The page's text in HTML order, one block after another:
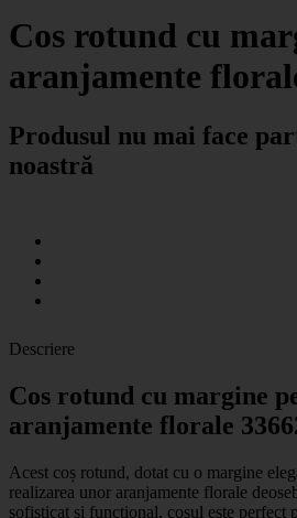
Cos rotund cu
aranjamente
Produsul nu mai face
noastră
Descriere
Cos rotund cu margine
aranjamente florale
Acest coș rotund, dotat cu o margine
realizarea unor aranjamente florale
sofisticat și funcțional, coșul este perfect